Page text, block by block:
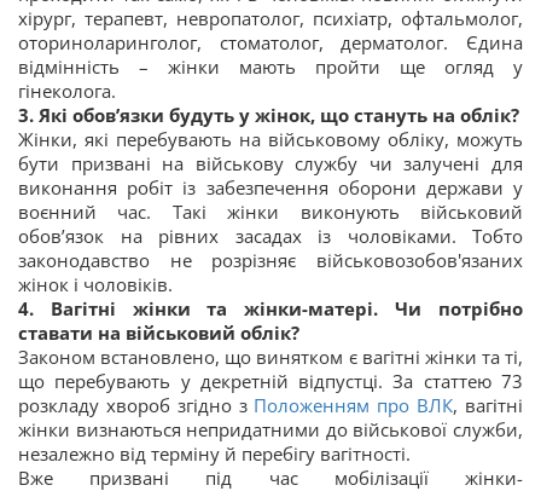
хірург, терапевт, невропатолог, психіатр, офтальмолог,
оториноларинголог, стоматолог, дерматолог. Єдина
відмінність – жінки мають пройти ще огляд у
гінеколога.
3. Які обов’язки будуть у жінок, що стануть на облік?
Жінки, які перебувають на військовому обліку, можуть
бути призвані на військову службу чи залучені для
виконання робіт із забезпечення оборони держави у
воєнний час. Такі жінки виконують військовий
обов’язок на рівних засадах із чоловіками. Тобто
законодавство не розрізняє військовозобов'язаних
жінок і чоловіків.
4. Вагітні жінки та жінки-матері. Чи потрібно
ставати на військовий облік?
Законом встановлено, що винятком є вагітні жінки та ті,
що перебувають у декретній відпустці. За статтею 73
розкладу хвороб згідно з Положенням про ВЛК, вагітні
жінки визнаються непридатними до військової служби,
незалежно від терміну й перебігу вагітності.
Вже призвані під час мобілізації жінки-